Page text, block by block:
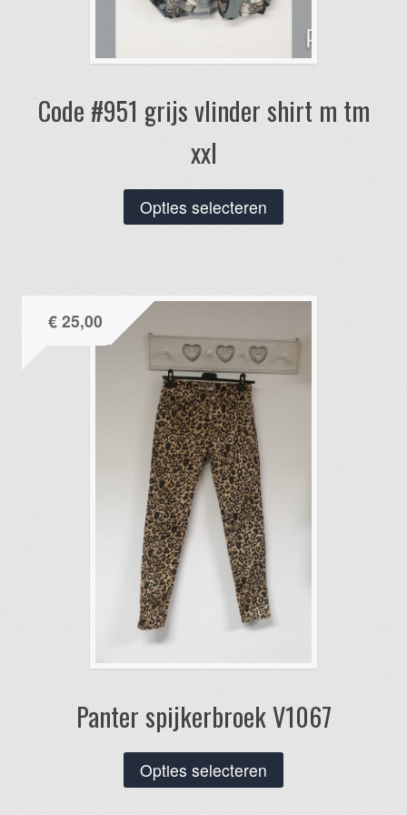
Code #951 grijs vlinder shirt m tm
xxl
Opties selecteren
product
variaties.
optie
kan
Panter spijkerbroek V1067
€25,00
Opties selecteren
product